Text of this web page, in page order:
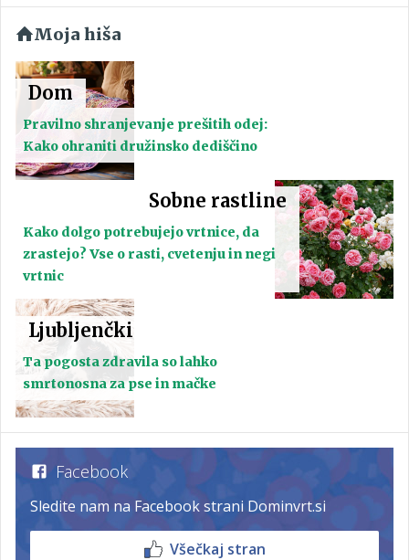
Moja hiša
Dom
Pravilno shranjevanje prešitih odej:
Kako ohraniti družinsko dediščino
Sobne rastline
Kako dolgo potrebujejo vrtnice, da
zrastejo? Vse o rasti, cvetenju in negi
vrtnic
Ljubljenčki
Ta pogosta zdravila so lahko
smrtonosna za pse in mačke
Facebook
Sledite nam na Facebook strani Dominvrt.si
Všečkaj stran